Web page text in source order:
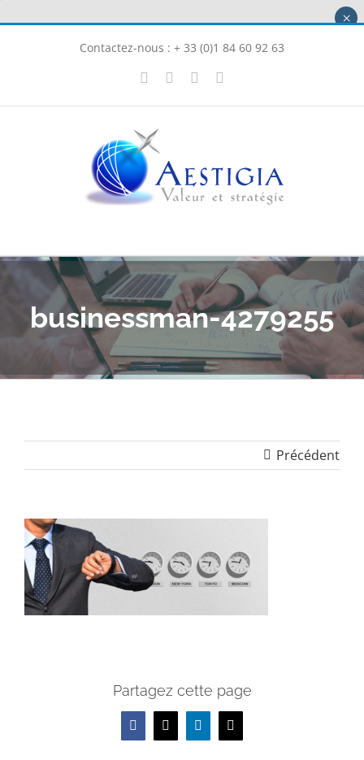
Contactez-nous : + 33 (0)1 84 60 92 63
LinkedInInstagram
businessman-4279255
Précédent
Partagez cette page
Facebook
X LinkedInEmail
×